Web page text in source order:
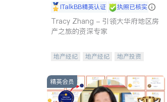
iTalkBB精英认证 执照已核实
Tracy Zhang - 引领大华府地区房
产之旅的资深专家
地产经纪 地产经纪
地产投资
精英会员